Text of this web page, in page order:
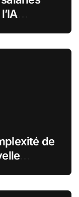
de